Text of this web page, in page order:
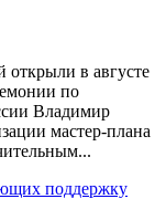
в августе
по
Владимир
мастер-плана